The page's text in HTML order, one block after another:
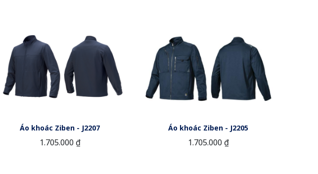
Áo khoác Ziben - J2207
1.705.000 ₫
Áo khoác Ziben - J2205
1.705.000 ₫